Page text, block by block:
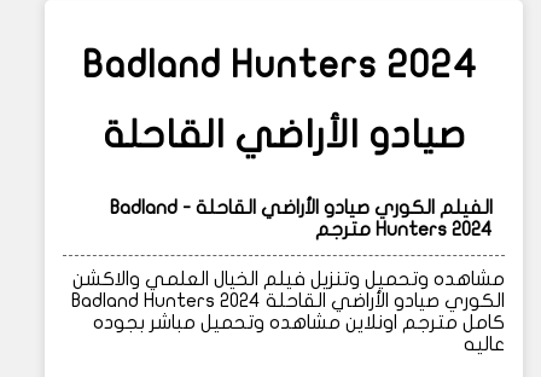
صيادو الأراضي القاحلة
الفيلم الكوري ‎صيادو الأراضي القاحلة - Badland
Hunters 2024 مترجم
مشاهده وتحميل وتنزيل فيلم الخيال العلمي والاكشن
الكوري صيادو الأراضي القاحلة Badland Hunters 2024
كامل مترجم اونلاين مشاهده وتحميل مباشر بجوده
عاليه